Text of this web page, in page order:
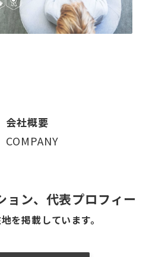
会社概要
COMPANY
ョン、代表プロフィー
を掲載しています。